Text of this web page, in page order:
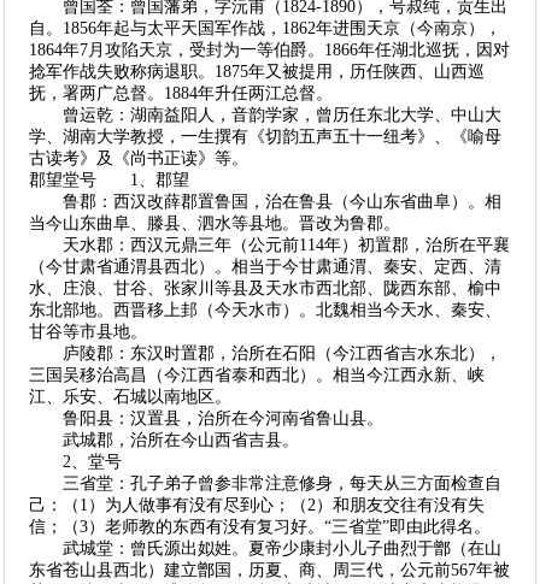
曾国荃：曾国藩弟，字沅甫（1824-1890），号叔纯，贡生出
自。1856年起与太平天国军作战，1862年进围天京（今南京），
1864年7月攻陷天京，受封为一等伯爵。1866年任湖北巡抚，因对
捻军作战失败称病退职。1875年又被提用，历任陕西、山西巡
抚，署两广总督。1884年升任两江总督。
曾运乾：湖南益阳人，音韵学家，曾历任东北大学、中山大
学、湖南大学教授，一生撰有《切韵五声五十一纽考》、《喻母
古读考》及《尚书正读》等。
郡望堂号 1、郡望
鲁郡：西汉改薛郡置鲁国，治在鲁县（今山东省曲阜）。相
当今山东曲阜、滕县、泗水等县地。晋改为鲁郡。
天水郡：西汉元鼎三年（公元前114年）初置郡，治所在平襄
（今甘肃省通渭县西北）。相当于今甘肃通渭、秦安、定西、清
水、庄浪、甘谷、张家川等县及天水市西北部、陇西东部、榆中
东北部地。西晋移上邽（今天水市）。北魏相当今天水、秦安、
甘谷等市县地。
庐陵郡：东汉时置郡，治所在石阳（今江西省吉水东北），
三国吴移治高昌（今江西省泰和西北）。相当今江西永新、峡
江、乐安、石城以南地区。
鲁阳县：汉置县，治所在今河南省鲁山县。
武城郡，治所在今山西省吉县。
2、堂号
三省堂：孔子弟子曾参非常注意修身，每天从三方面检查自
己：（1）为人做事有没有尽到心；（2）和朋友交往有没有失
信；（3）老师教的东西有没有复习好。“三省堂”即由此得名。
武城堂：曾氏源出姒姓。夏帝少康封小儿子曲烈于鄫（在山
东省苍山县西北）建立鄫国，历夏、商、周三代，公元前567年被